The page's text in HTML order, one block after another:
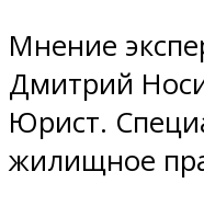
Мнение
Дмитрий
Юрист.
жилищное